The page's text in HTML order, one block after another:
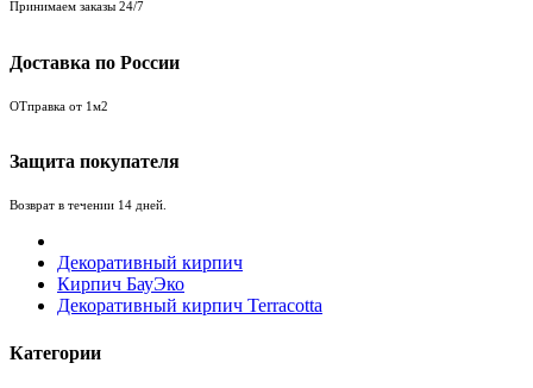
Принимаем заказы 24/7
Доставка по России
ОТправка от 1м2
Защита покупателя
Возврат в течении 14 дней.
Декоративный кирпич
Кирпич БауЭко
Декоративный кирпич Terracotta
Категории